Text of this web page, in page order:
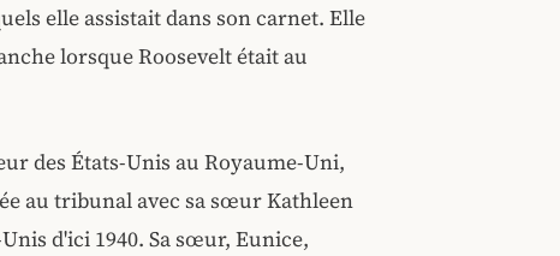
elle assistait dans son carnet. Elle
lorsque Roosevelt était au
des États-Unis au Royaume-Uni,
au tribunal avec sa sœur Kathleen
d'ici 1940. Sa sœur, Eunice,